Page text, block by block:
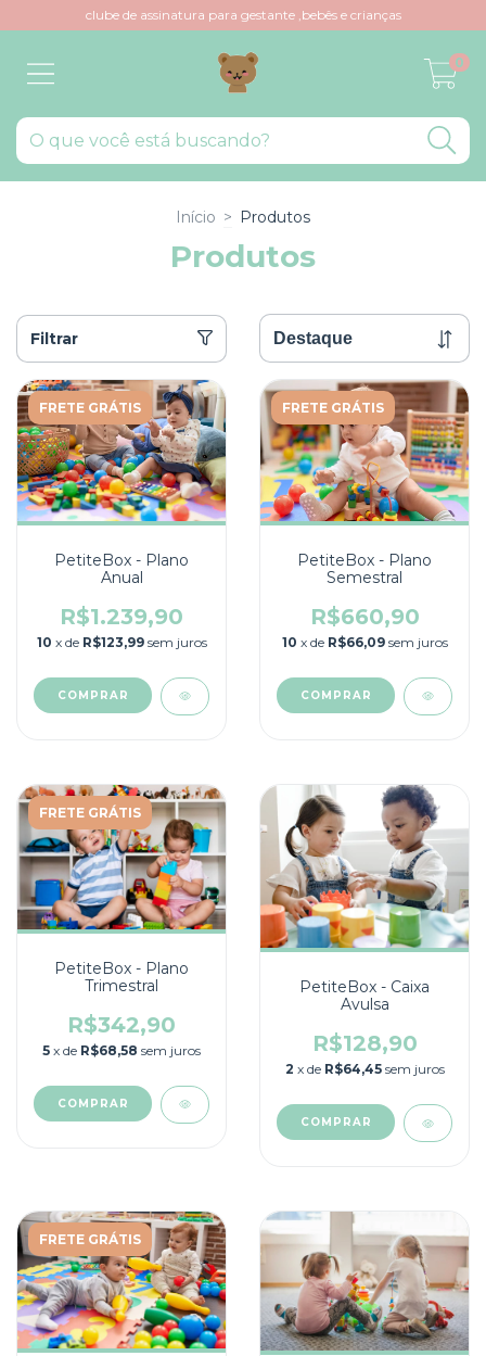
clube de assinatura para gestante ,bebês e crianças
0
Início > Produtos
Produtos
Filtrar
FRETE GRÁTIS
PetiteBox - Plano
Anual
R$1.239,90
10 x de R$123,99 sem juros
COMPRAR
FRETE GRÁTIS
PetiteBox - Plano
Semestral
R$660,90
10 x de R$66,09 sem juros
COMPRAR
FRETE GRÁTIS
PetiteBox - Plano
Trimestral
R$342,90
5 x de R$68,58 sem juros
COMPRAR
PetiteBox - Caixa
Avulsa
R$128,90
2 x de R$64,45 sem juros
COMPRAR
FRETE GRÁTIS